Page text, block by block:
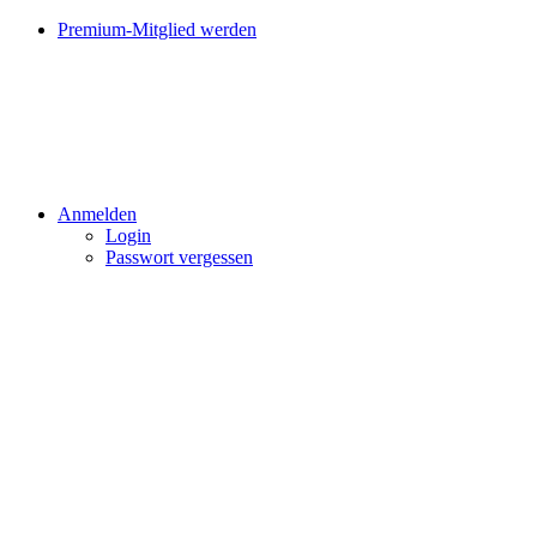
Premium-Mitglied werden
Anmelden
Login
Passwort vergessen